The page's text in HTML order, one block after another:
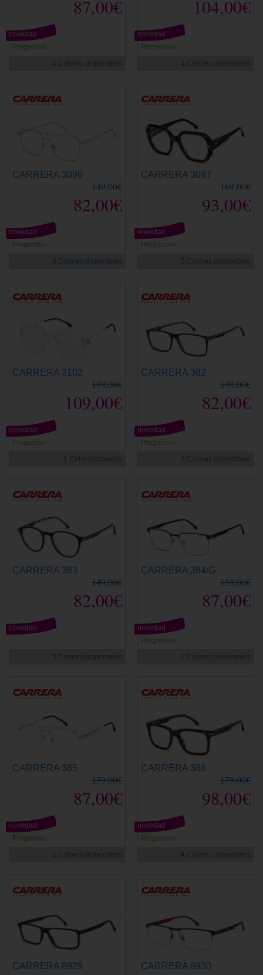
87,00€
Progresivo
novedad
4 Colores disponibles
104,00€
Progresivo
novedad
4 Colores disponibles
CARRERA 3096
149,00€
82,00€
Progresivo
novedad
3 Colores disponibles
CARRERA 3097
169,00€
93,00€
Progresivo
novedad
3 Colores disponibles
CARRERA 3102
199,00€
109,00€
Progresivo
novedad
1 Color disponible
CARRERA 382
149,00€
82,00€
Progresivo
novedad
3 Colores disponibles
CARRERA 383
149,00€
82,00€
novedad
3 Colores disponibles
CARRERA 384/G
159,00€
87,00€
Progresivo
novedad
2 Colores disponibles
CARRERA 385
159,00€
87,00€
Progresivo
novedad
2 Colores disponibles
CARRERA 386
179,00€
98,00€
Progresivo
novedad
4 Colores disponibles
CARRERA 8929 CARRERA 8930